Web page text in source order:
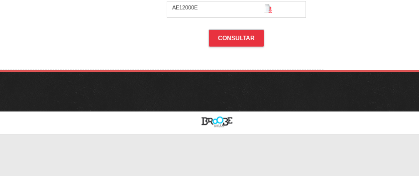
AE12000E
CONSULTAR